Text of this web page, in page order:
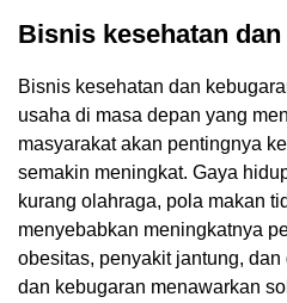
Bisnis kesehatan
Bisnis kesehatan dan
usaha di masa depan yang
masyarakat akan pentingnya
semakin meningkat. Gaya
kurang olahraga, pola makan
menyebabkan meningkatnya
obesitas, penyakit jantung,
dan kebugaran menawarkan